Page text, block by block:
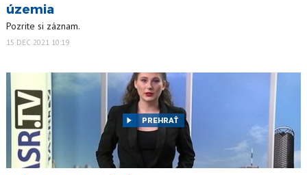
územia
Pozrite si záznam.
15 DEC 2021 10:19
PREHRAŤ